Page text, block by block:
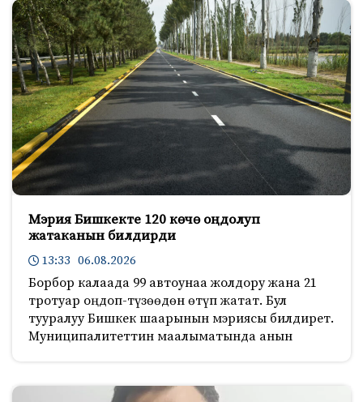
Мэрия Бишкекте 120 көчө оңдолуп
жатаканын билдирди
13:33 06.08.2026
Борбор калаада 99 автоунаа жолдору жана 21
тротуар оңдоп-түзөөдөн өтүп жатат. Бул
тууралуу Бишкек шаарынын мэриясы билдирет.
Муниципалитеттин маалыматында анын